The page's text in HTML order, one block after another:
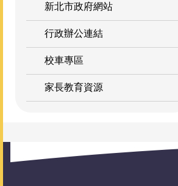
新北市政府網站
行政辦公連結
校車專區
家長教育資源